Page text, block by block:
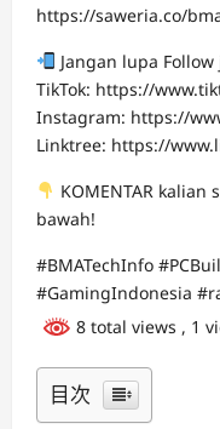
https://saweria.co/
Jangan lupa
TikTok: https://
Instagram: https://
Linktree: https://
KOMENTAR
bawah!
#BMATechInfo
#GamingIndonesia
8 total views , 1
目次